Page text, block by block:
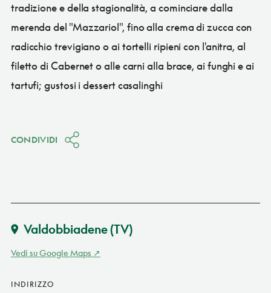
tradizione e della stagionalità, a cominciare dalla
merenda del "Mazzariol", fino alla crema di zucca con
radicchio trevigiano o ai tortelli ripieni con l'anitra, al
filetto di Cabernet o alle carni alla brace, ai funghi e ai
tartufi; gustosi i dessert casalinghi
CONDIVIDI
Valdobbiadene(TV)
Vedi su Google Maps
INDIRIZZO